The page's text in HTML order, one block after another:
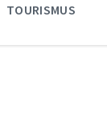
TOURISMUS